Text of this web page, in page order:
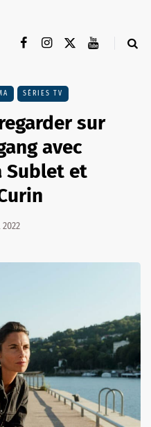
SÉRIES TV
sur
avec
Sublet et